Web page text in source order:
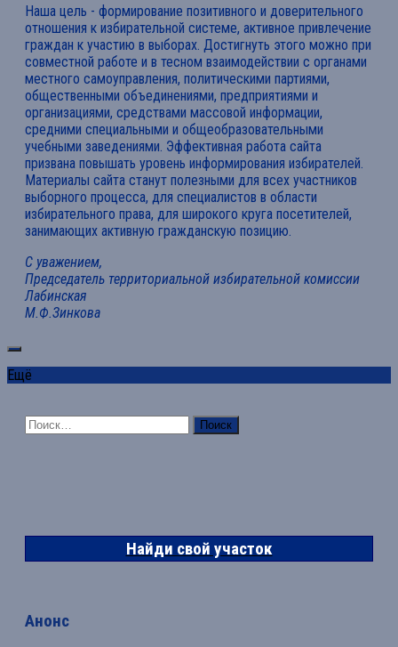
Наша цель - формирование позитивного и доверительного
отношения к избирательной системе, активное привлечение
граждан к участию в выборах. Достигнуть этого можно при
совместной работе и в тесном взаимодействии с органами
местного самоуправления, политическими партиями,
общественными объединениями, предприятиями и
организациями, средствами массовой информации,
средними специальными и общеобразовательными
учебными заведениями. Эффективная работа сайта
призвана повышать уровень информирования избирателей.
Материалы сайта станут полезными для всех участников
выборного процесса, для специалистов в области
избирательного права, для широкого круга посетителей,
занимающих активную гражданскую позицию.
С уважением,
Председатель территориальной избирательной комиссии
Лабинская
М.Ф.Зинкова
Ещё
Найти:
Найди свой участок
Анонс